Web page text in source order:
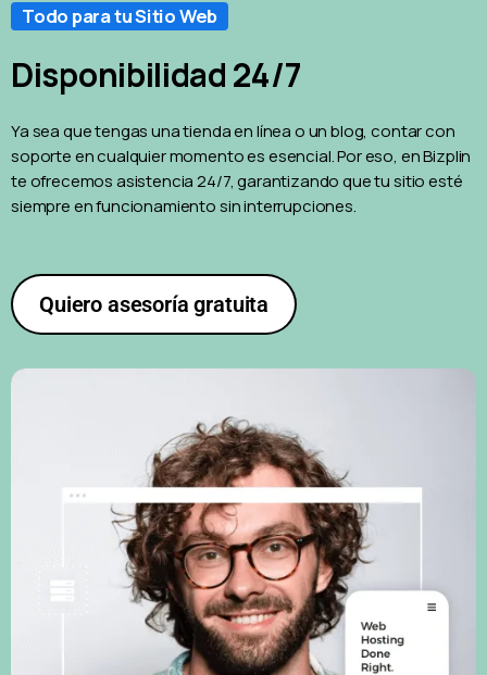
Todo para tu Sitio Web
Disponibilidad 24/7
Ya sea que tengas una tienda en línea o un blog, contar con
soporte en cualquier momento es esencial. Por eso, en Bizplin
te ofrecemos asistencia 24/7, garantizando que tu sitio esté
siempre en funcionamiento sin interrupciones.
Quiero asesoría gratuita